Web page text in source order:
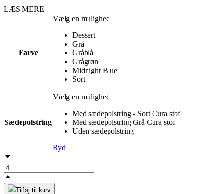
LÆS MERE
Farve
Vælg en mulighed
Dessert
Grå
Gråblå
Grågrøn
Midnight Blue
Sort
Sædepolstring
Vælg en mulighed
Med sædepolstring - Sort Cura stof
Med sædepolstring Grå Cura stof
Uden sædepolstring
Ryd
Tilføj til kurv